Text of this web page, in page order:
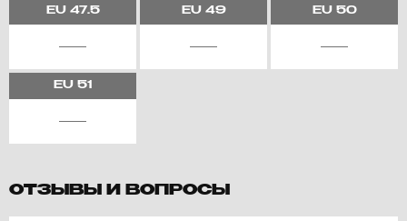
EU47.5 EU49 EU50
EU 51
ОТЗЫВЫ И ВОПРОСЫ